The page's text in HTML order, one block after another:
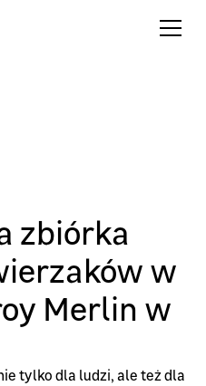
zbiórka
w
Merlin w
tylko dla ludzi, ale też dla